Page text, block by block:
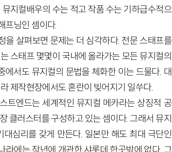
지컬배우의 수는 적고 작품 수는 기하급수적으
프닝인 셈이다.
을 살펴보면 문제는 더 심각하다. 전문 스태프를
스태프 몇몇이 국내에 올라가는 모든 뮤지컬의
서도 뮤지컬의 문법을 체화한 이는 드물다. 대
제작현장에서도 혼란이 빚어지기 일쑤다.
트엔드는 세계적인 뮤지컬 메카라는 상징적 공
클러스터를 구성하고 있는 셈이다. 그래서 뮤지
심리를 갖게 만든다. 일본만 해도 최대 극단인